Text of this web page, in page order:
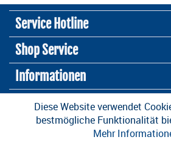
Service Hotline
Shop Service
Informationen
Newsletter
* Alle Preise inkl. gesetzl. Mehrwertsteuer
Diese Website verwendet
bestmögliche Funktionalität
Mehr